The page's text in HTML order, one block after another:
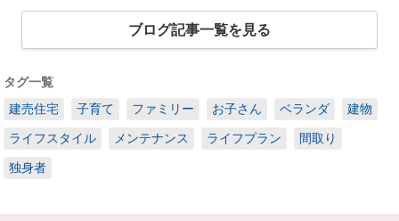
ブログ記事一覧を見る
タグ一覧
建売住宅
子育て ファミリー お子さん ベランダ 建物
ライフスタイル メンテナンス ライフプラン 間取り
独身者